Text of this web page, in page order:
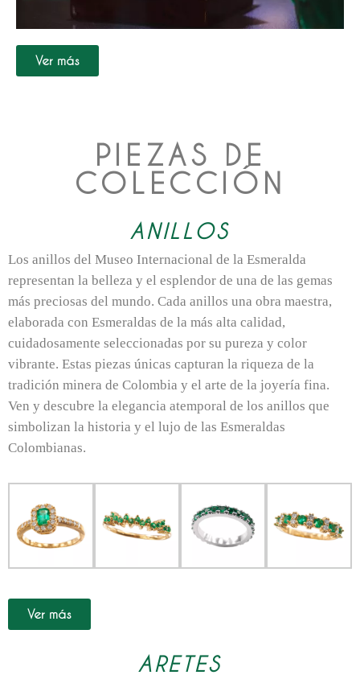
Ver más
PIEZAS DE
COLECCIÓN
ANILLOS
Los anillos del Museo Internacional de la Esmeralda
representan la belleza y el esplendor de una de las gemas
más preciosas del mundo. Cada anillos una obra maestra,
elaborada con Esmeraldas de la más alta calidad,
cuidadosamente seleccionadas por su pureza y color
vibrante. Estas piezas únicas capturan la riqueza de la
tradición minera de Colombia y el arte de la joyería fina.
Ven y descubre la elegancia atemporal de los anillos que
simbolizan la historia y el lujo de las Esmeraldas
Colombianas.
Ver más
ARETES